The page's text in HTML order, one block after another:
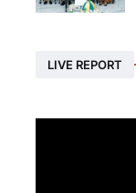
LIVE REPORT